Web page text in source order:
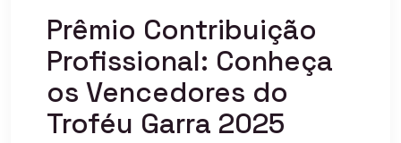
Prêmio Contribuição
Profissional: Conheça
os Vencedores do
Troféu Garra 2025